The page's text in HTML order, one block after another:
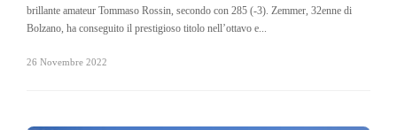
brillante amateur Tommaso Rossin, secondo con 285 (-3). Zemmer, 32enne di
Bolzano, ha conseguito il prestigioso titolo nell’ottavo e...
26 Novembre 2022